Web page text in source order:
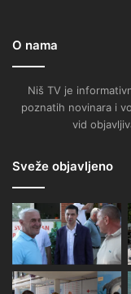
O nama
Niš TV je
poznatih novinara i
vid
Sveže objavljeno